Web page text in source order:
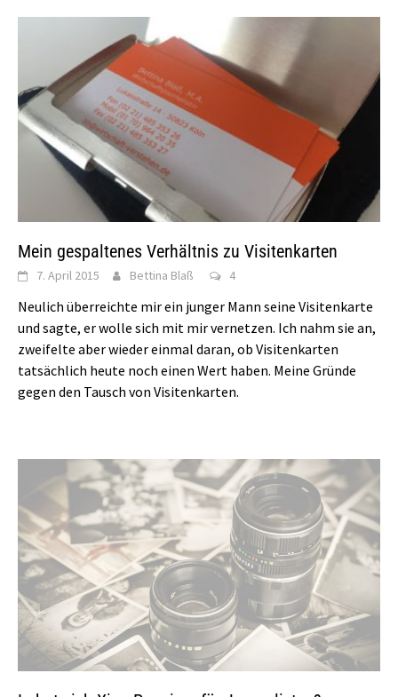
Mein gespaltenes Verhältnis zu Visitenkarten
7. April 2015 Bettina Blaß 4
Neulich überreichte mir ein junger Mann seine Visitenkarte
und sagte, er wolle sich mit mir vernetzen. Ich nahm sie an,
zweifelte aber wieder einmal daran, ob Visitenkarten
tatsächlich heute noch einen Wert haben. Meine Gründe
gegen den Tausch von Visitenkarten.